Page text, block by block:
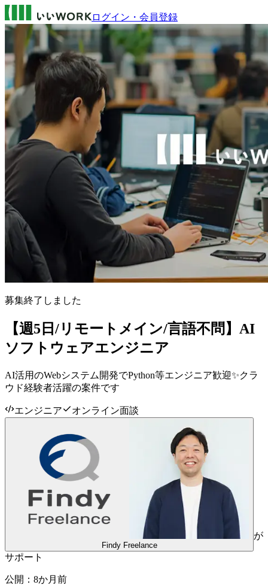
ログイン・会員登録
募集終了しました
【週5日/リモートメイン/言語不問】AI
ソフトウェアエンジニア
AI活用のWebシステム開発でPython等エンジニア歓迎✨クラ
ウド経験者活躍の案件です
エンジニア オンライン面談
Findy Freelance
が
サポート
公開： 8か月前